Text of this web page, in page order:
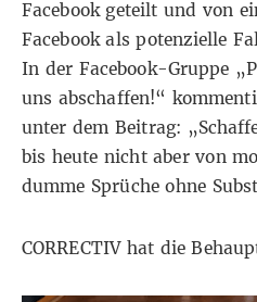
Facebook geteilt und von
Facebook als potenzielle
In der Facebook-Gruppe
uns abschaffen!“
unter dem Beitrag:
bis heute nicht aber von
dumme Sprüche ohne
CORRECTIV hat die